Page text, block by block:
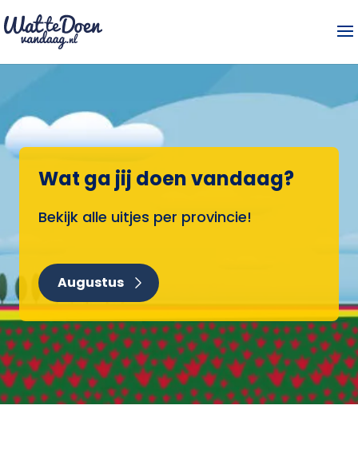
Wat ga jij doen vandaag?
Bekijk alle uitjes per provincie!
Augustus